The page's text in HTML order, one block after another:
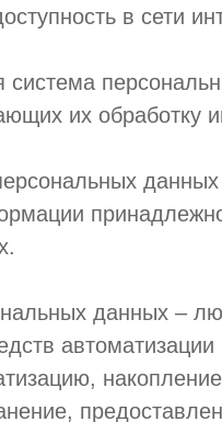
в сети
их обработку
данных –